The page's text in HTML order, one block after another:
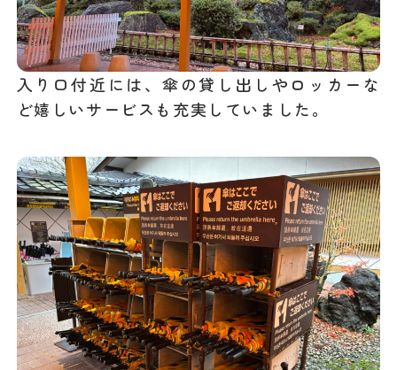
入り口付近には、傘の貸し出しやロッカーな
ど嬉しいサービスも充実していました。